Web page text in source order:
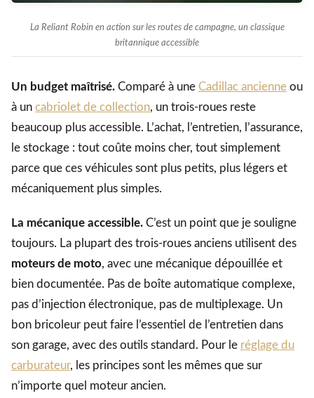
La Reliant Robin en action sur les routes de campagne, un classique
britannique accessible
Un budget maîtrisé. Comparé à une Cadillac ancienne ou
à un cabriolet de collection, un trois-roues reste
beaucoup plus accessible. L’achat, l’entretien, l’assurance,
le stockage : tout coûte moins cher, tout simplement
parce que ces véhicules sont plus petits, plus légers et
mécaniquement plus simples.
La mécanique accessible. C’est un point que je souligne
toujours. La plupart des trois-roues anciens utilisent des
moteurs de moto, avec une mécanique dépouillée et
bien documentée. Pas de boîte automatique complexe,
pas d’injection électronique, pas de multiplexage. Un
bon bricoleur peut faire l’essentiel de l’entretien dans
son garage, avec des outils standard. Pour le réglage du
carburateur, les principes sont les mêmes que sur
n’importe quel moteur ancien.